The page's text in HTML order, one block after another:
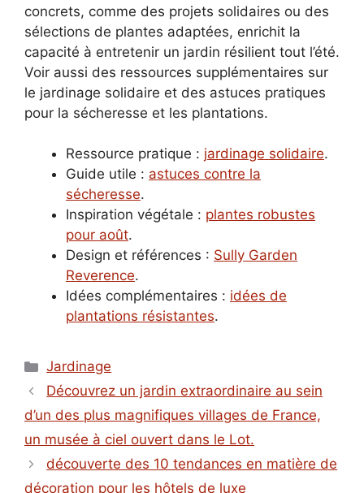
concrets, comme des projets solidaires ou des
sélections de plantes adaptées, enrichit la
capacité à entretenir un jardin résilient tout l’été.
Voir aussi des ressources supplémentaires sur
le jardinage solidaire et des astuces pratiques
pour la sécheresse et les plantations.
Ressource pratique : jardinage solidaire.
Guide utile : astuces contre la
sécheresse.
Inspiration végétale : plantes robustes
pour août.
Design et références : Sully Garden
Reverence.
Idées complémentaires : idées de
plantations résistantes.
Catégories
Jardinage
Découvrez un jardin extraordinaire au sein
d’un des plus magnifiques villages de France,
un musée à ciel ouvert dans le Lot.
découverte des 10 tendances en matière de
décoration pour les hôtels de luxe